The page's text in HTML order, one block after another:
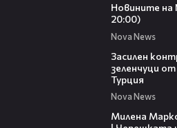
Новините на
20:00)
Nova News
Засилен
зеленчуци
Турция
Nova News
Милена